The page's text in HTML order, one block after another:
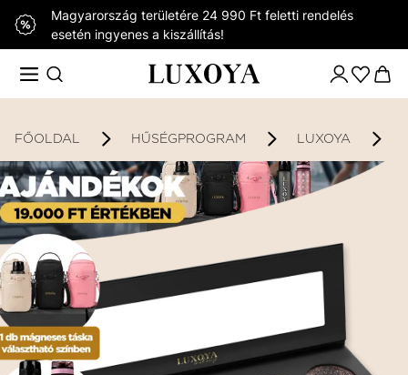
Magyarország területére 24 990 Ft feletti rendelés
esetén ingyenes a kiszállítás!
FŐOLDAL HŰSÉGPROGRAM LUXOYA